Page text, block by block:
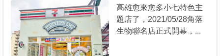
高雄愈來愈多小七特色主
題店了，2021/05/28角落
生物聯名店正式開幕，...